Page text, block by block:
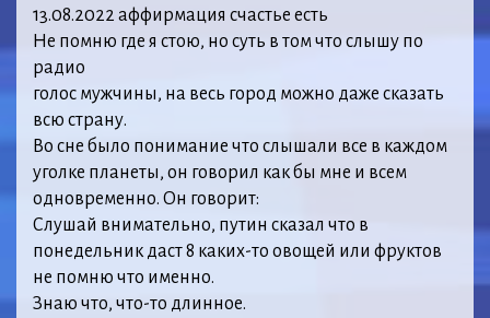
13.08.2022 аффирмация счастье есть
Не помню где я стою, но суть в том что слышу по
радио
голос мужчины, на весь город можно даже сказать
всю страну.
Во сне было понимание что слышали все в каждом
уголке планеты, он говорил как бы мне и всем
одновременно. Он говорит:
Слушай внимательно, путин сказал что в
понедельник даст 8 каких-то овощей или фруктов
не помню что именно.
Знаю что, что-то длинное.